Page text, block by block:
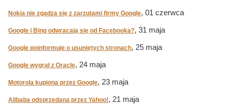
Nokia nie zgadza się z zarzutami firmy Google, 01 czerwca
Google i Bing odwracają się od Facebooka?, 31 maja
Google poinformuje o usuniętych stronach, 25 maja
Google wygrał z Oracle, 24 maja
Motorola kupiona przez Google, 23 maja
Alibaba odsprzedana przez Yahoo!, 21 maja